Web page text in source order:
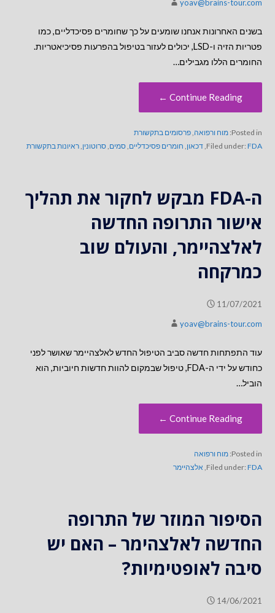
yoav@brains-tour.com
בשנים האחרונות אנחנו שומעים על כך שחומרים פסיכדליים, כמו
פטריות הזיה ו-LSD, יכולים לעזור בטיפול בהפרעות פסיכיאטריות.
החומרים הללו מגבילים…
Continue Reading ←
Posted in: מוח ורפואה פרסומים בתקשורת
Filed under:FDA דכאון חומרים פסיכדליים סמים סרוטונין ראיונות בתקשורת
ה-FDA מבקש לחקור את תהליך
אישור התרופה החדשה
לאלצהיימר, והעולם שוב
כמרקחה
11/07/2021
yoav@brains-tour.com
עוד התפתחות חדשה סביב הטיפול החדש לאלצהיימר שאושר לפני
כחודש על ידי ה-FDA, טיפול שבמקום להוות חדשות חיוביות, הוא
הוביל…
Continue Reading ←
Posted in: מוח ורפואה
Filed under:FDA אלצהיימר
הסיפור המוזר של התרופה
החדשה לאלצהימר – האם יש
סיבה לאופטימיות?
14/06/2021